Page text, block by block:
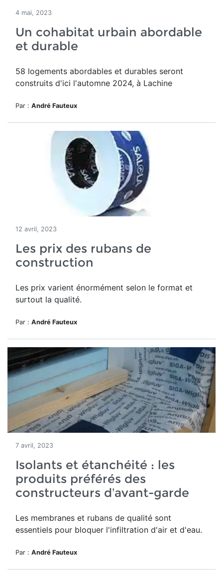
4 mai, 2023
Un cohabitat urbain abordable
et durable
58 logements abordables et durables seront
construits d'ici l'automne 2024, à Lachine
Par : André Fauteux
12 avril, 2023
Les prix des rubans de
construction
Les prix varient énormément selon le format et
surtout la qualité.
Par : André Fauteux
7 avril, 2023
Isolants et étanchéité : les
produits préférés des
constructeurs d’avant-garde
Les membranes et rubans de qualité sont
essentiels pour bloquer l'infiltration d'air et d'eau.
Par : André Fauteux